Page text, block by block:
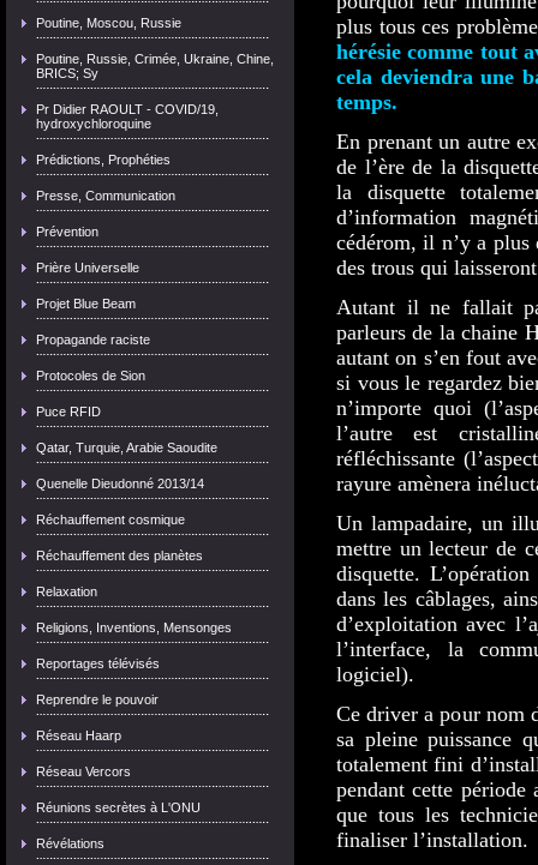
Poutine, Moscou, Russie
Poutine, Russie, Crimée, Ukraine, Chine,
BRICS; Sy
Pr Didier RAOULT - COVID/19,
hydroxychloroquine
Prédictions, Prophéties
Presse, Communication
Prévention
Prière Universelle
Projet Blue Beam
Propagande raciste
Protocoles de Sion
Puce RFID
Qatar, Turquie, Arabie Saoudite
Quenelle Dieudonné 2013/14
Réchauffement cosmique
Réchauffement des planètes
Relaxation
Religions, Inventions, Mensonges
Reportages télévisés
Reprendre le pouvoir
Réseau Haarp
Réseau Vercors
Réunions secrètes à L'ONU
Révélations
plus tous ces
hérésie comme tout
cela deviendra une
temps.
En prenant un autre
de l’ère de la
la disquette
d’information
cédérom, il n’y a plus
des trous qui
Autant il ne fallait
parleurs de la chaine
autant on s’en fout
si vous le regardez
n’importe quoi
l’autre est
réfléchissante
rayure amènera
Un lampadaire, un
mettre un lecteur de
disquette.
dans les câblages,
d’exploitation avec
l’interface, la
logiciel).
Ce driver a pour nom
sa pleine puissance
totalement fini
pendant cette période
que tous les
finaliser l’installation.